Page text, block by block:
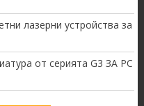
лазерни устройства за
от серията G3 ЗА PC